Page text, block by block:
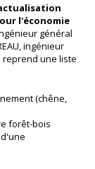
l'économie
général
ingénieur
reprend une liste
(chêne,
forêt-bois